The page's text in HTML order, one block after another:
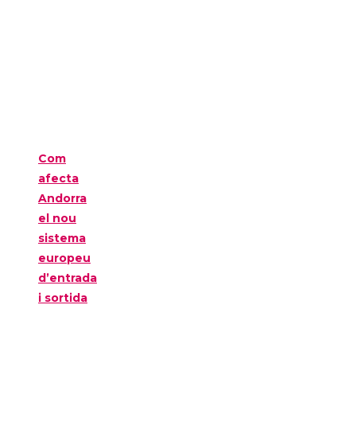
Com
afecta
Andorra
el nou
sistema
europeu
d’entrada
i sortida